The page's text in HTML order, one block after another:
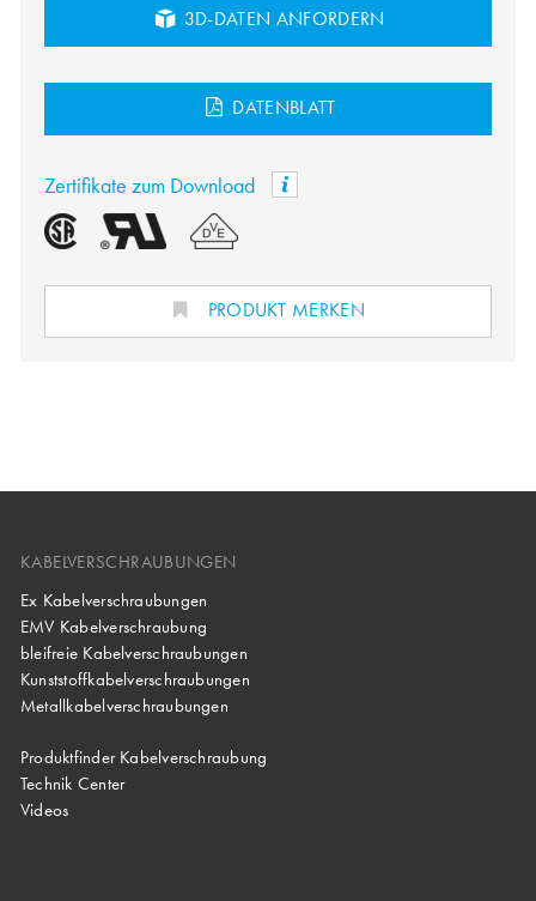
3D-DATEN ANFORDERN
DATENBLATT
Zertifikate zum Download
PRODUKT MERKEN
KABELVERSCHRAUBUNGEN
Ex Kabelverschraubungen
EMV Kabelverschraubung
bleifreie Kabelverschraubungen
Kunststoffkabelverschraubungen
Metallkabelverschraubungen
Produktfinder Kabelverschraubung
Technik Center
Videos